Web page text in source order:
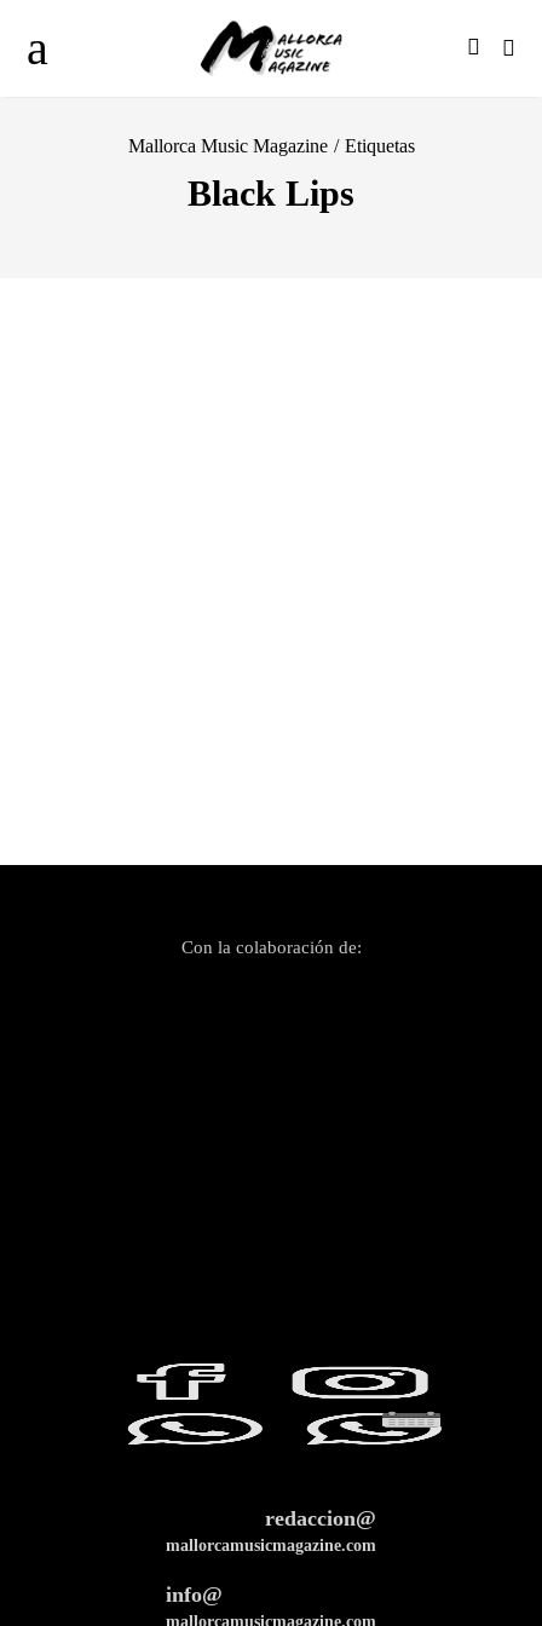
Mallorca Music Magazine / Etiquetas
Black Lips
Con la colaboración de:
redaccion@
mallorcamusicmagazine.com
info@
mallorcamusicmagazine.com